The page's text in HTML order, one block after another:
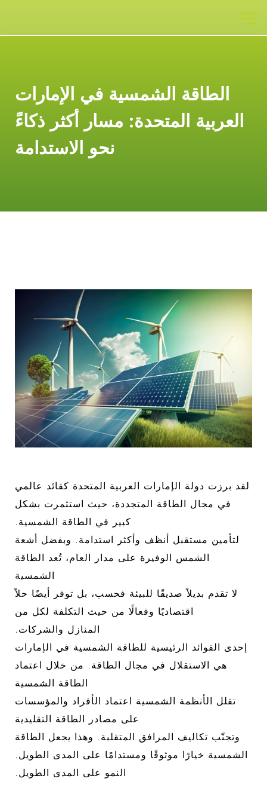
الطاقة الشمسية في الإمارات
العربية المتحدة: مسار أكثر ذكاءً
نحو الاستدامة
لقد برزت دولة الإمارات العربية المتحدة كقائد عالمي
في مجال الطاقة المتجددة، حيث استثمرت بشكل
كبير في الطاقة الشمسية.
لتأمين مستقبل أنظف وأكثر استدامة. وبفضل أشعة
الشمس الوفيرة على مدار العام، تُعد الطاقة
الشمسية
لا تقدم بديلاً صديقًا للبيئة فحسب، بل توفر أيضًا حلاً
اقتصاديًا وفعالًا من حيث التكلفة لكل من
المنازل والشركات.
إحدى الفوائد الرئيسية للطاقة الشمسية في الإمارات
هي الاستقلال في مجال الطاقة. من خلال اعتماد
الطاقة الشمسية
تقلل الأنظمة الشمسية اعتماد الأفراد والمؤسسات
على مصادر الطاقة التقليدية
وتجنّب تكاليف المرافق المتقلبة. وهذا يجعل الطاقة
الشمسية خيارًا موثوقًا ومستدامًا على المدى الطويل.
النمو على المدى الطويل.